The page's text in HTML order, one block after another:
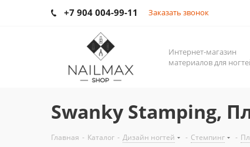
+7 904 004-99-11 Заказать звонок
Интернет-магазин
материалов для
Swanky Stamping,
Главная - Каталог - Дизайн ногтей - Стемпинг -